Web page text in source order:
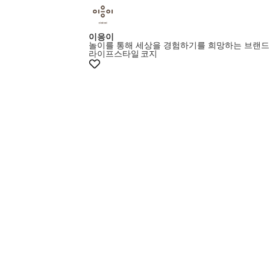
이응이
놀이를 통해 세상을 경험하기를 희망하는 브랜드
라이프스타일 코지